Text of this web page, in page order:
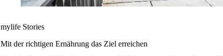
mylife Stories
Mit der richtigen Ernährung das Ziel erreichen